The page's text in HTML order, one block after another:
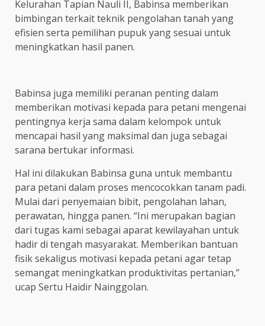
Kelurahan Tapian Nauli II, Babinsa memberikan
bimbingan terkait teknik pengolahan tanah yang
efisien serta pemilihan pupuk yang sesuai untuk
meningkatkan hasil panen.
Babinsa juga memiliki peranan penting dalam
memberikan motivasi kepada para petani mengenai
pentingnya kerja sama dalam kelompok untuk
mencapai hasil yang maksimal dan juga sebagai
sarana bertukar informasi.
Hal ini dilakukan Babinsa guna untuk membantu
para petani dalam proses mencocokkan tanam padi.
Mulai dari penyemaian bibit, pengolahan lahan,
perawatan, hingga panen. “Ini merupakan bagian
dari tugas kami sebagai aparat kewilayahan untuk
hadir di tengah masyarakat. Memberikan bantuan
fisik sekaligus motivasi kepada petani agar tetap
semangat meningkatkan produktivitas pertanian,”
ucap Sertu Haidir Nainggolan.